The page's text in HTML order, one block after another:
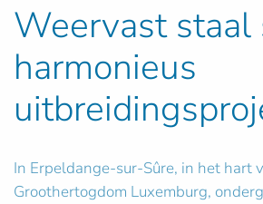
Weervast staal
harmonieus
In Erpeldange-sur-Sûre, in het hart
Groothertogdom Luxemburg,